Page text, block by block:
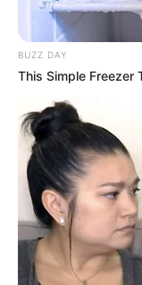
BUZZ DAY
This Simple Freezer